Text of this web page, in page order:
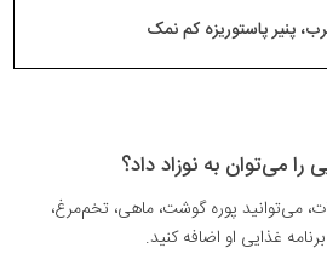
پنیر پاستوریزه کم نمک
می‌توانید پوره گوشت، ماهی، تخم‌مرغ،
غذایی او اضافه کنید.